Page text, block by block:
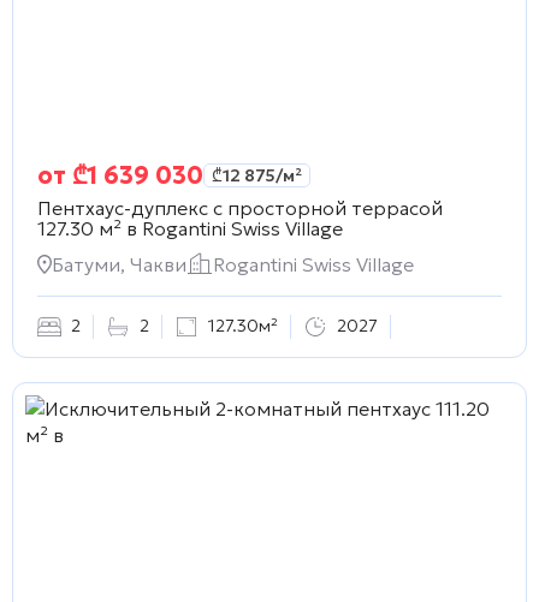
от ₾1 639 030 ₾12 875/м²
Пентхаус-дуплекс с просторной террасой
127.30 м² в Rogantini Swiss Village
Батуми, Чакви
Rogantini Swiss Village
2 2 127.30м² 2027